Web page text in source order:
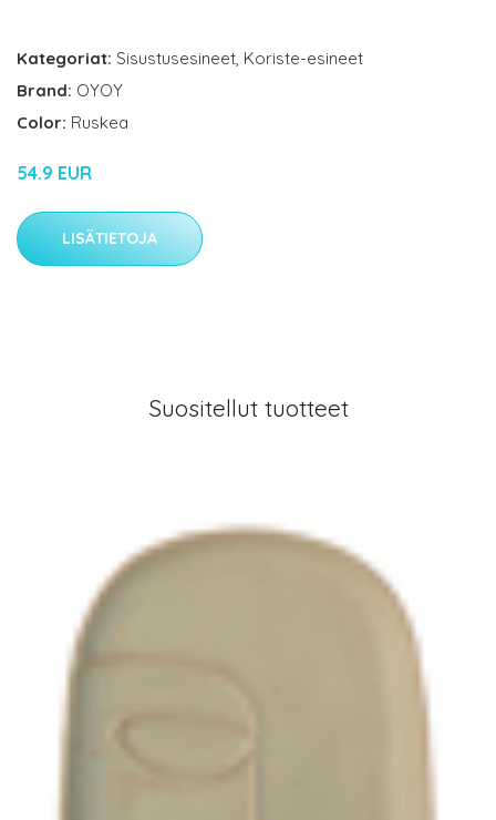
Kategoriat: Sisustusesineet, Koriste-esineet
Brand: OYOY
Color: Ruskea
54.9 EUR
LISÄTIETOJA
Suositellut tuotteet